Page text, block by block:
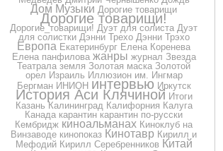
Дом Музыки Дорогие товарищи
Дорогие товарищи!
Дорогие_товарищи! Дуэт для солиста Дуэт
для солистки Дэнни Трехо Дэнни Трэхо
Европа Екатеринбург Елена Коренева
Елена панфилова жанры журнал Звезда
Театрала земля Золотая маска Золотой
орел Израиль Иллюзион им. Ингмар
Бергман ИНИОН интервью Иркутск
История Аси Клячиной Итоги
Казань Калининград Калифорния Калуга
Канада карантин карантин по-русски
Кембридж киноальманах Киноклуб на
Винзаводе кинопоказ Кинотавр Кирилл и
Мефодий Кирилл Серебренников Китай